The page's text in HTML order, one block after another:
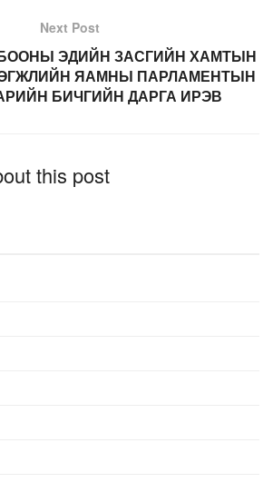
Next Post
ЭДИЙН ЗАСГИЙН ХАМТЫН
ЯАМНЫ ПАРЛАМЕНТЫН
БИЧГИЙН ДАРГА ИРЭВ
this post